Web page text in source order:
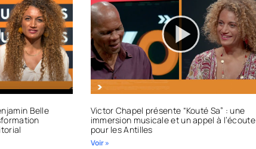
Belle
Victor Chapel présente “Kouté Sa” : une
immersion musicale et un appel à l’écoute
pour les Antilles
Voir »